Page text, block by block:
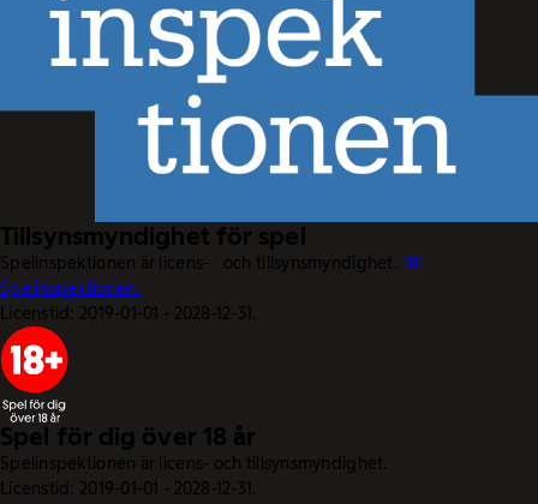
Tillsynsmyndighet för spel
Spelinspektionen är licens- och tillsynsmyndighet.Till
Spelinspektionen.
Licenstid: 2019-01-01 - 2028-12-31.
Spel för dig över 18 år
Spelinspektionen är licens- och tillsynsmyndighet.
Licenstid: 2019-01-01 - 2028-12-31.